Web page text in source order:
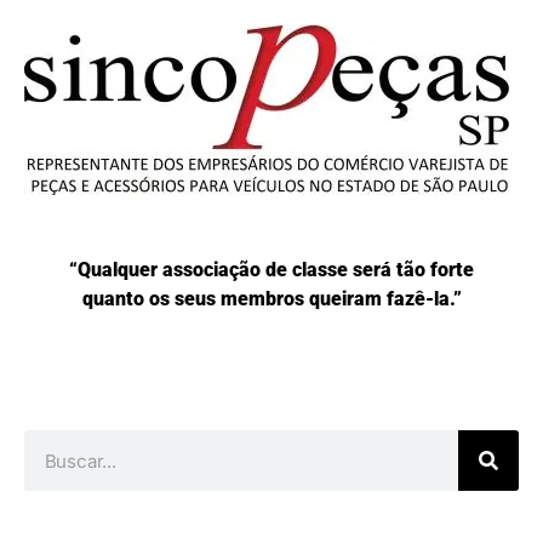
“Qualquer associação de classe será tão forte
quanto os seus membros queiram fazê-la.”